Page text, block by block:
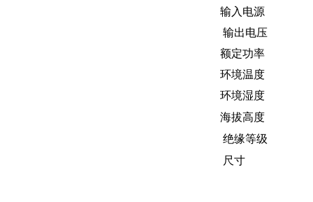
输入电
输出电压
额定功率
环境温度
环境湿度
海拔高度
绝缘等级
尺寸